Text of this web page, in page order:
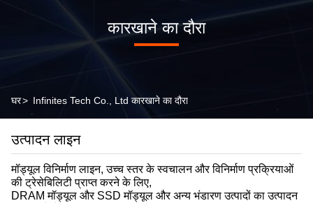
कारखाने का दौरा
घर> Infinites Tech Co., Ltd कारखाने का दौरा
उत्पादन लाइन
मॉड्यूल विनिर्माण लाइन, उच्च स्तर के स्वचालन और विनिर्माण प्रक्रियाओं
की ट्रेसेबिलिटी प्राप्त करने के लिए,
DRAM मॉड्यूल और SSD मॉड्यूल और अन्य भंडारण उत्पादों का उत्पादन